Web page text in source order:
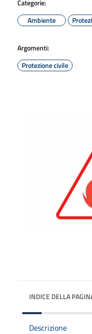
Categorie:
Ambiente
Argomenti:
Protezione civile
INDICE DELLA
Descrizione